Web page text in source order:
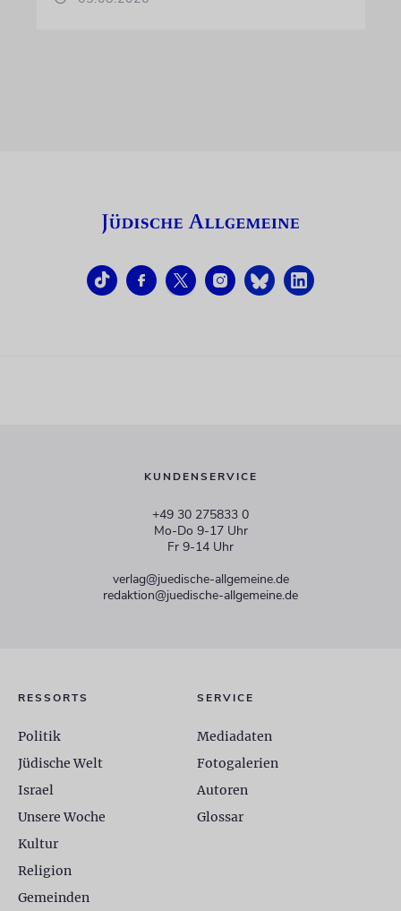
KUNDENSERVICE
+49 30 275833 0
Mo-Do 9-17 Uhr
Fr 9-14 Uhr
verlag@juedische-allgemeine.de
redaktion@juedische-allgemeine.de
RESSORTS
Politik
Jüdische Welt
Israel
Unsere Woche
Kultur
Religion
Gemeinden
SERVICE
Mediadaten
Fotogalerien
Autoren
Glossar